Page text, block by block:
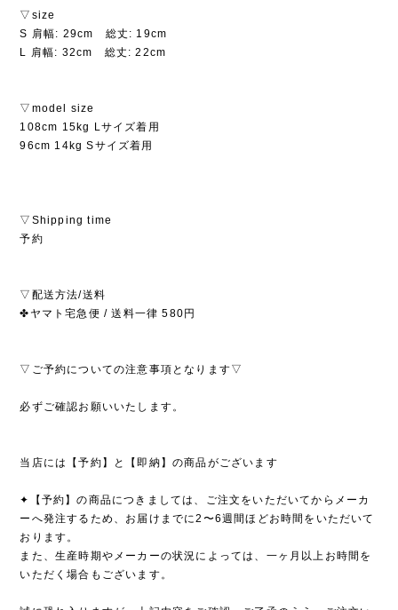
▽size
S 肩幅: 29cm 総丈: 19cm
L 肩幅: 32cm 総丈: 22cm
▽model size
108cm 15kg Lサイズ着用
96cm 14kg Sサイズ着用
▽Shipping time
予約
▽配送方法/送料
✤ヤマト宅急便 / 送料一律 580円
▽ご予約についての注意事項となります▽
必ずご確認お願いいたします。
当店には【予約】と【即納】の商品がございます
✦【予約】の商品につきましては、ご注文をいただいてからメーカ
ーへ発注するため、お届けまでに2〜6週間ほどお時間をいただいて
おります。
また、生産時期やメーカーの状況によっては、一ヶ月以上お時間を
いただく場合もございます。